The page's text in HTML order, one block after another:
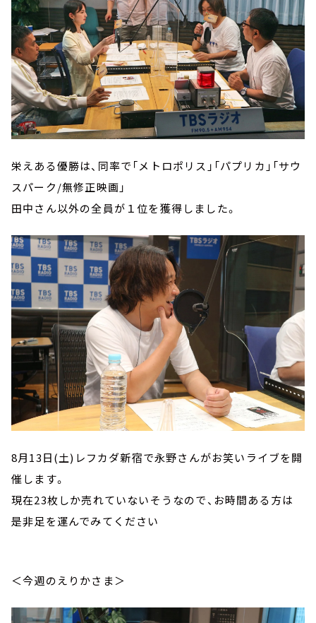
栄えある優勝は、同率で「メトロポリス」「パプリカ」「サウ
スパーク/無修正映画」
田中さん以外の全員が１位を獲得しました。
8月13日(土)レフカダ新宿で永野さんがお笑いライブを開
催します。
現在23枚しか売れていないそうなので、お時間ある方は
是非足を運んでみてください
＜今週のえりかさま＞